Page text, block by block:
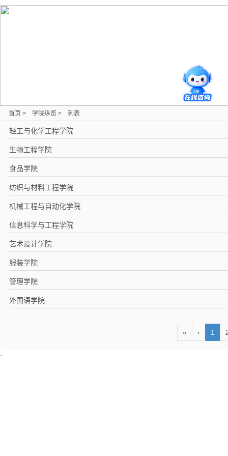
首页 > 学院纵览 > 列表
轻工与化学工程学院
生物工程学院
食品学院
纺织与材料工程学院
机械工程与自动化学院
信息科学与工程学院
艺术设计学院
服装学院
管理学院
外国语学院
« ‹ 1